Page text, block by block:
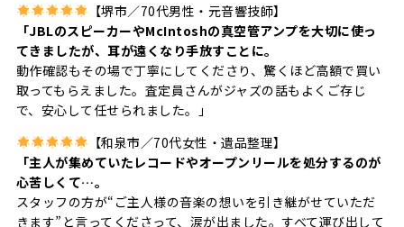
【堺市／70代男性・元音響技師】
「JBLのスピーカーやMcIntoshの真空管アンプを大切に使っ
てきましたが、耳が遠くなり手放すことに。
動作確認もその場で丁寧にしてくださり、驚くほど高額で買い
取ってもらえました。査定員さんがジャズの話もよくご存じ
で、安心して任せられました。」
【和泉市／70代女性・遺品整理】
「主人が集めていたレコードやオープンリールを処分するのが
心苦しくて…。
スタッフの方が“ご主人様の音楽の想いを引き継がせていただ
きます”と言ってくださって、涙が出ました。すべて運び出して